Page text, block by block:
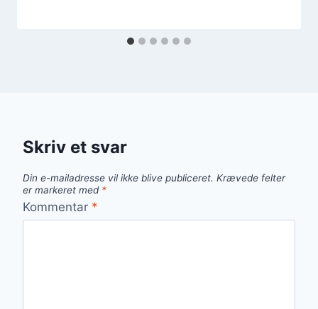
Skriv et svar
Din e-mailadresse vil ikke blive publiceret. Krævede felter
er markeret med *
Kommentar *